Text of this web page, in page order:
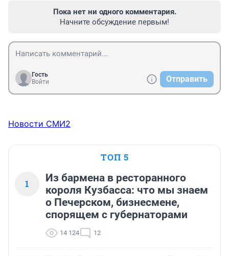
Пока нет ни одного комментария.
Начните обсуждение первым!
Гость
Войти
Отправить
Новости СМИ2
ТОП 5
1
Из бармена в ресторанного
короля Кузбасса: что мы знаем
о Печерском, бизнесмене,
спорящем с губернаторами
14 124 12